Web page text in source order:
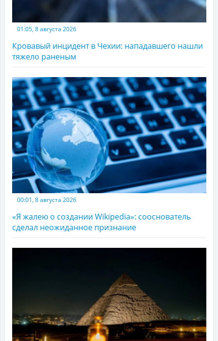
01:05, 8 августа 2026
Кровавый инцидент в Чехии: нападавшего нашли
тяжело раненым
00:01, 8 августа 2026
«Я жалею о создании Wikipedia»: сооснователь
сделал неожиданное признание